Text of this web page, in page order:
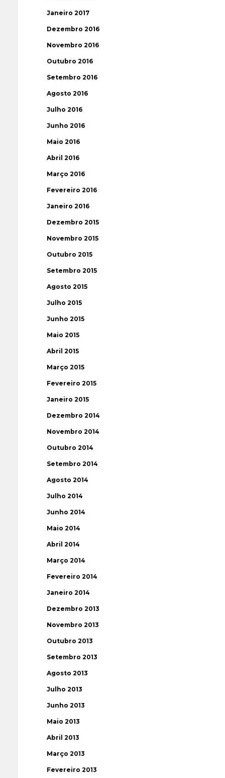
Janeiro 2017
Dezembro 2016
Novembro 2016
Outubro 2016
Setembro 2016
Agosto 2016
Julho 2016
Junho 2016
Maio 2016
Abril 2016
Março 2016
Fevereiro 2016
Janeiro 2016
Dezembro 2015
Novembro 2015
Outubro 2015
Setembro 2015
Agosto 2015
Julho 2015
Junho 2015
Maio 2015
Abril 2015
Março 2015
Fevereiro 2015
Janeiro 2015
Dezembro 2014
Novembro 2014
Outubro 2014
Setembro 2014
Agosto 2014
Julho 2014
Junho 2014
Maio 2014
Abril 2014
Março 2014
Fevereiro 2014
Janeiro 2014
Dezembro 2013
Novembro 2013
Outubro 2013
Setembro 2013
Agosto 2013
Julho 2013
Junho 2013
Maio 2013
Abril 2013
Março 2013
Fevereiro 2013